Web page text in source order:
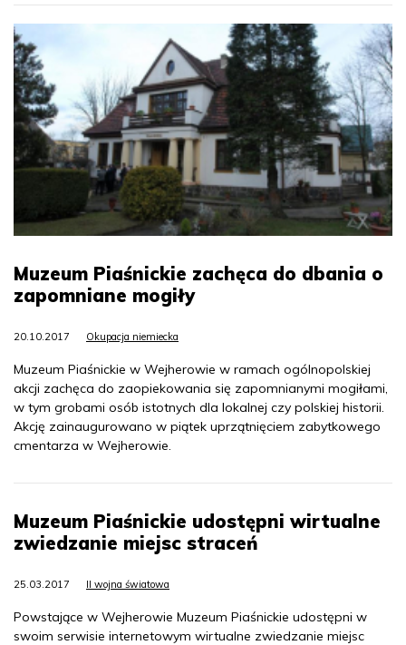
Muzeum Piaśnickie zachęca do dbania o
zapomniane mogiły
20.10.2017 Okupacja niemiecka
Muzeum Piaśnickie w Wejherowie w ramach ogólnopolskiej
akcji zachęca do zaopiekowania się zapomnianymi mogiłami,
w tym grobami osób istotnych dla lokalnej czy polskiej historii.
Akcję zainaugurowano w piątek uprzątnięciem zabytkowego
cmentarza w Wejherowie.
Muzeum Piaśnickie udostępni wirtualne
zwiedzanie miejsc straceń
25.03.2017 II wojna światowa
Powstające w Wejherowie Muzeum Piaśnickie udostępni w
swoim serwisie internetowym wirtualne zwiedzanie miejsc